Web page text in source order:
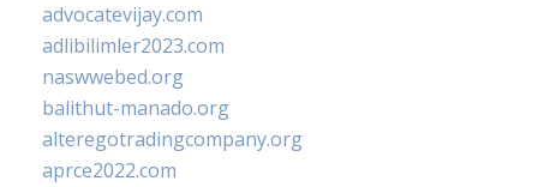
advocatevijay.com
adlibilimler2023.com
naswwebed.org
balithut-manado.org
alteregotradingcompany.org
aprce2022.com